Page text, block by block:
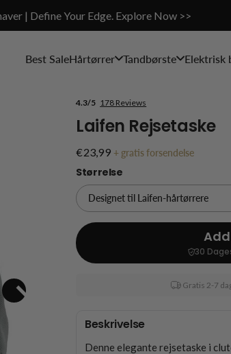
| Define Your Edge. Explore Now >>
Best SaleHårtørrer Tandbørste Elektrisk
178 Reviews
4.3/5
Laifen Rejsetaske
€23,99 + gratis forsendelse
Størrelse
Add
30
Gratis 2-7
Beskrivelse
Denne elegante rejsetaske i